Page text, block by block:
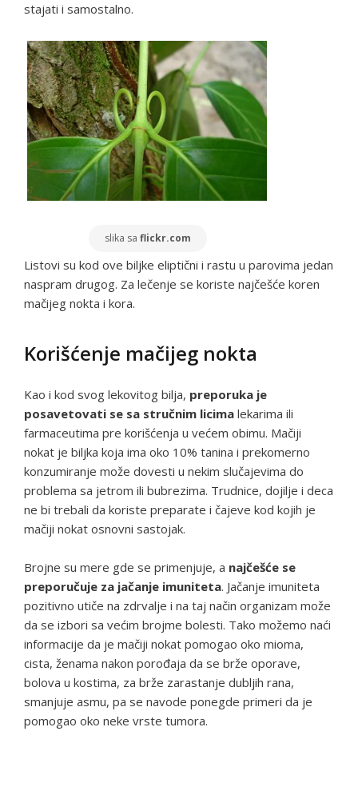
stajati i samostalno.
slika sa flickr.com
Listovi su kod ove biljke eliptični i rastu u parovima jedan
naspram drugog. Za lečenje se koriste najčešće koren
mačijeg nokta i kora.
Korišćenje mačijeg nokta
Kao i kod svog lekovitog bilja, preporuka je
posavetovati se sa stručnim licima lekarima ili
farmaceutima pre korišćenja u većem obimu. Mačiji
nokat je biljka koja ima oko 10% tanina i prekomerno
konzumiranje može dovesti u nekim slučajevima do
problema sa jetrom ili bubrezima. Trudnice, dojilje i deca
ne bi trebali da koriste preparate i čajeve kod kojih je
mačiji nokat osnovni sastojak.
Brojne su mere gde se primenjuje, a najčešće se
preporučuje za jačanje imuniteta. Jačanje imuniteta
pozitivno utiče na zdrvalje i na taj način organizam može
da se izbori sa većim brojme bolesti. Tako možemo naći
informacije da je mačiji nokat pomogao oko mioma,
cista, ženama nakon porođaja da se brže oporave,
bolova u kostima, za brže zarastanje dubljih rana,
smanjuje asmu, pa se navode ponegde primeri da je
pomogao oko neke vrste tumora.